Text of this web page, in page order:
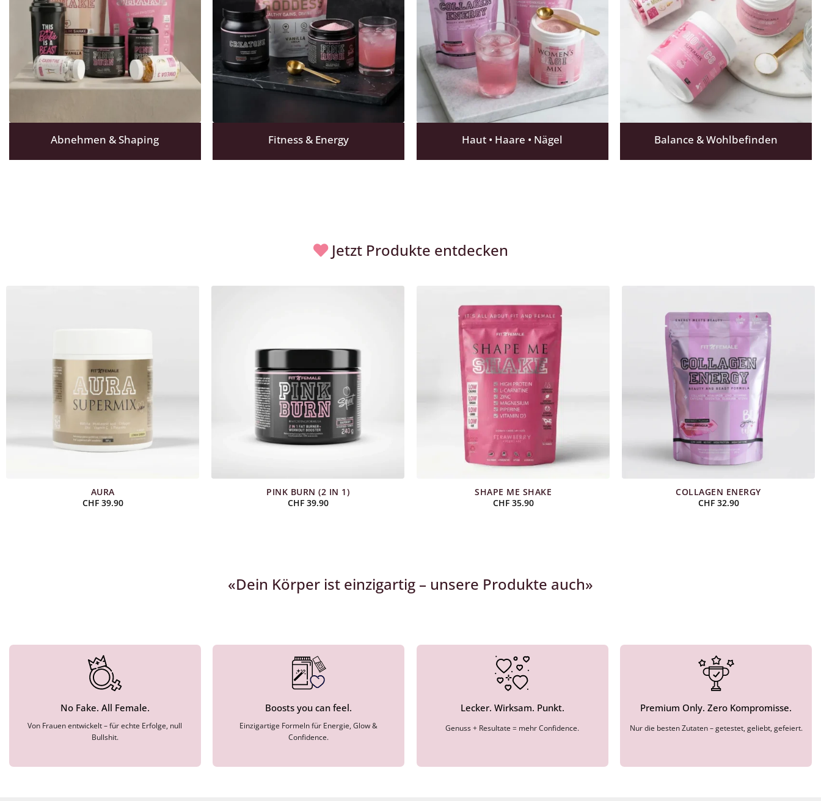
Abnehmen & Shaping Fitness & Energy Haut • Haare • Nägel Balance & Wohlbefinden
Jetzt Produkte entdecken
AURA
CHF39.90
PINK BURN (2 IN 1)
CHF39.90
SHAPE ME SHAKE
CHF35.90
COLLAGEN ENERGY
CHF32.90
«Dein Körper ist einzigartig – unsere Produkte auch»
No Fake. All Female.
Von Frauen entwickelt – für echte Erfolge, null
Bullshit.
Boosts you can feel.
Einzigartige Formeln für Energie, Glow &
Confidence.
Lecker. Wirksam. Punkt.
Genuss + Resultate = mehr Confidence.
Premium Only. Zero Kompromisse.
Nur die besten Zutaten – getestet, geliebt, gefeiert.